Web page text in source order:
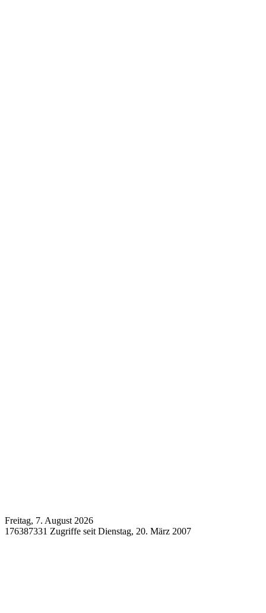
Freitag, 7. August 2026
176387331 Zugriffe seit Dienstag, 20. März 2007